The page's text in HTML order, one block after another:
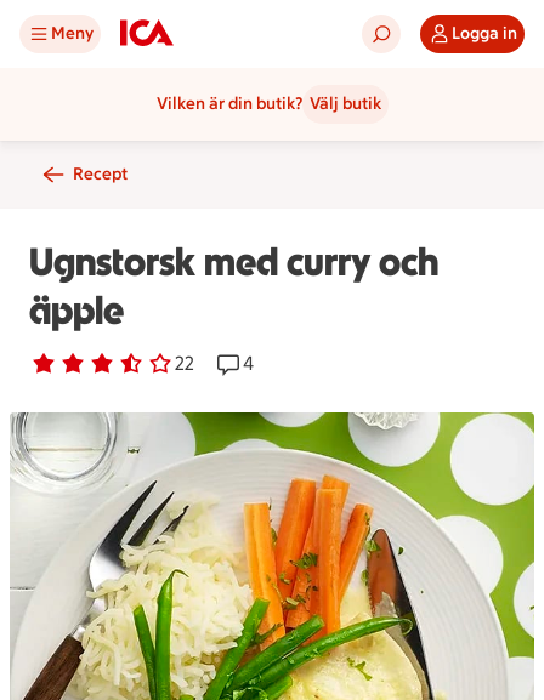
Meny Logga in
Vilken är din butik? Välj butik
Recept
Ugnstorsk med curry och
äpple
Betyg 3.6 av 5. 22
22 personer har röstatReceptet har 4 kommentarer
4